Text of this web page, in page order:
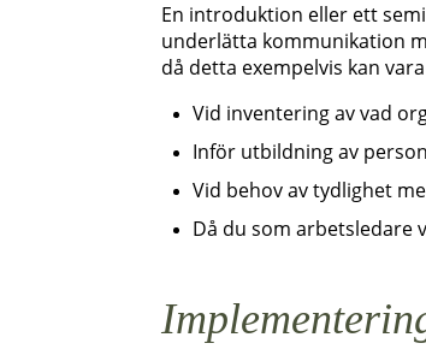
En introduktion eller ett
underlätta kommunikation
då detta exempelvis kan
Vid inventering av vad
Inför utbildning av
Vid behov av tydlighet
Då du som arbetsledare